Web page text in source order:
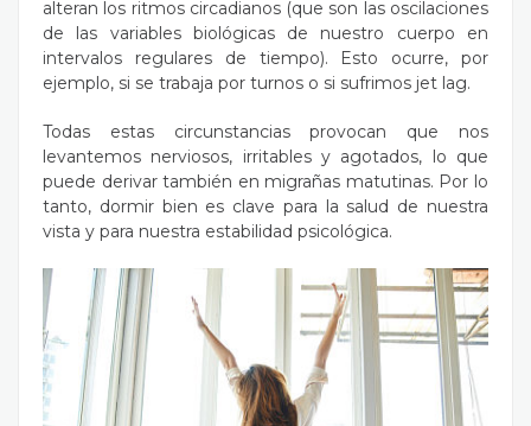
alteran los ritmos circadianos (que son las oscilaciones
de las variables biológicas de nuestro cuerpo en
intervalos regulares de tiempo). Esto ocurre, por
ejemplo, si se trabaja por turnos o si sufrimos jet lag.
Todas estas circunstancias provocan que nos
levantemos nerviosos, irritables y agotados, lo que
puede derivar también en migrañas matutinas. Por lo
tanto, dormir bien es clave para la salud de nuestra
vista y para nuestra estabilidad psicológica.